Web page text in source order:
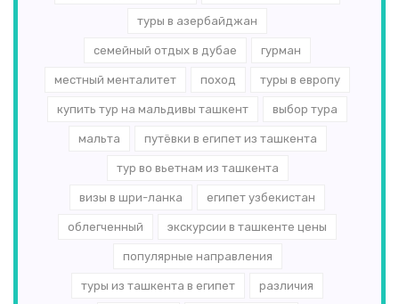
туры в азербайджан
семейный отдых в дубае гурман
местный менталитет поход туры в европу
купить тур на мальдивы ташкент выбор тура
мальта путёвки в египет из ташкента
тур во вьетнам из ташкента
визы в шри-ланка египет узбекистан
облегченный экскурсии в ташкенте цены
популярные направления
туры из ташкента в египет различия